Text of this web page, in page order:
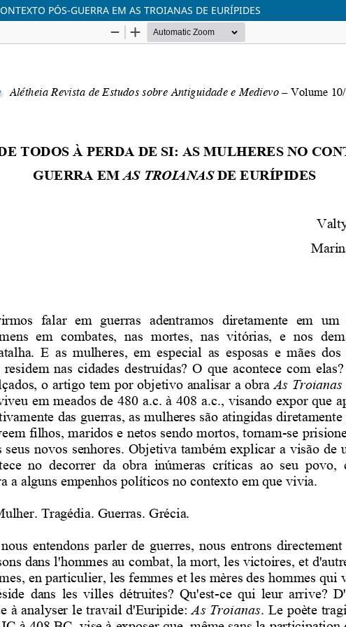
PÓS-GUERRA EM AS TROIANAS DE EURÍPIDES